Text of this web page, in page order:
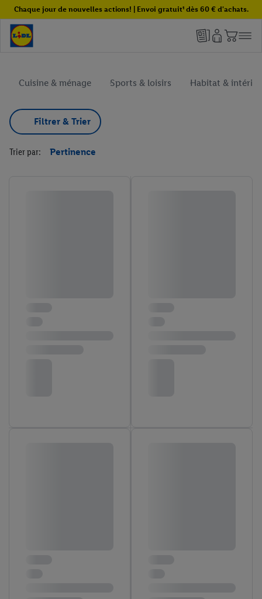
Chaque jour de nouvelles actions! | Envoi gratuit¹ dès 60 € d'achats.
Cuisine & ménage Sports & loisirs Habitat &
Filtrer & Trier
Trier par: Pertinence